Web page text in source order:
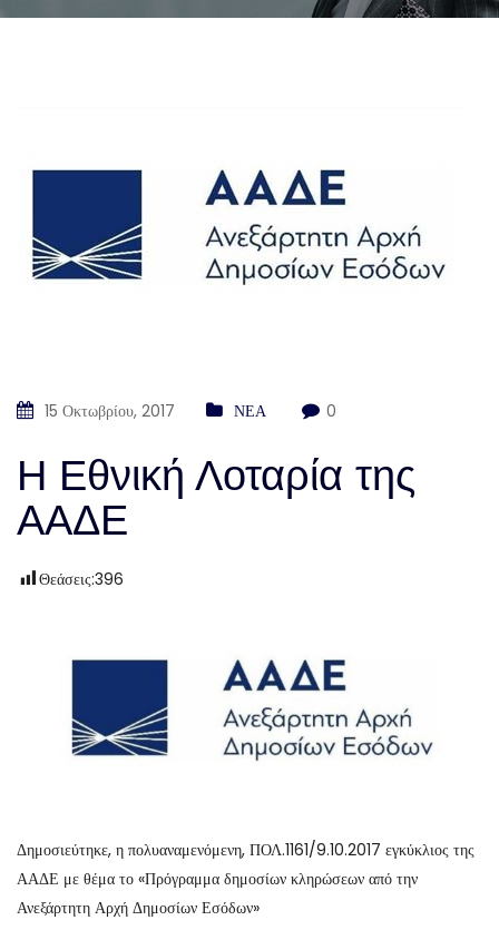
15 Οκτωβρίου, 2017 ΝΕΑ 0
Η Εθνική Λοταρία της
ΑΑΔΕ
Θεάσεις:396
Δημοσιεύτηκε, η πολυαναμενόμενη, ΠΟΛ.1161/9.10.2017 εγκύκλιος της
ΑΑΔΕ με θέμα το «Πρόγραμμα δημοσίων κληρώσεων από την
Ανεξάρτητη Αρχή Δημοσίων Εσόδων»